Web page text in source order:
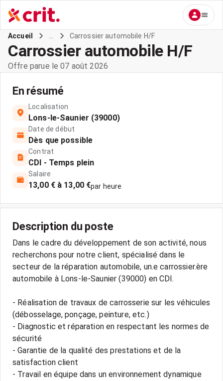
Accueil Carrossier automobile H/F
Carrossier automobile H/F
Offre parue le 07 août 2026
En résumé
Localisation
Lons-le-Saunier (39000)
Date de début
Dès que possible
Contrat
CDI - Temps plein
Salaire
13,00 € à 13,00 €par heure
Description du poste
Dans le cadre du développement de son activité, nous
recherchons pour notre client, spécialisé dans le
secteur de la réparation automobile, un.e carrossier.ère
automobile à Lons-le-Saunier (39000) en CDI.
- Réalisation de travaux de carrosserie sur les véhicules
(débosselage, ponçage, peinture, etc.)
- Diagnostic et réparation en respectant les normes de
sécurité
- Garantie de la qualité des prestations et de la
satisfaction client
- Travail en équipe dans un environnement dynamique